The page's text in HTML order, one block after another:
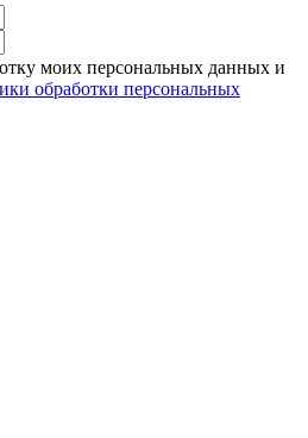
моих персональных данных и
обработки персональных